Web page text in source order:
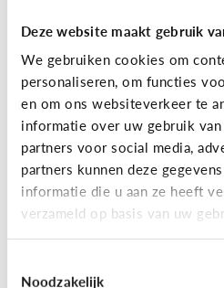
Deze website maakt gebruik
We gebruiken cookies om
personaliseren, om functies
en om ons websiteverkeer te
informatie over uw gebruik
partners voor social media,
partners kunnen deze
informatie die u aan ze heeft
verzameld op basis van uw
Noodzakelijk
Opvoeding
Vanaf welke
naar een scherm